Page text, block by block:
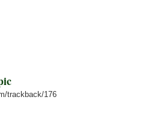
trackback/176